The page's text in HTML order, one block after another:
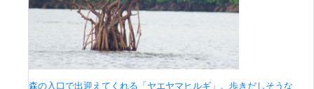
森の入口で出迎えてくれる「ヤエヤマヒルギ」。歩きだしそうな